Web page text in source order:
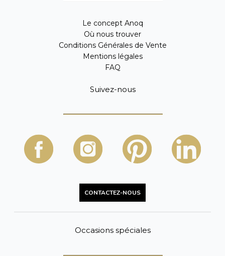
Le concept Anoq
Où nous trouver
Conditions Générales de Vente
Mentions légales
FAQ
Suivez-nous
CONTACTEZ-NOUS
Occasions spéciales